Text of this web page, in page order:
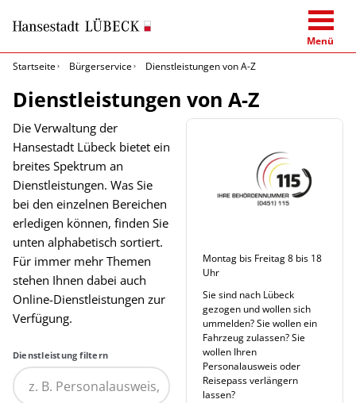
Menü
Startseite
Bürgerservice Dienstleistungen von A-Z
Dienstleistungen von A-Z
Die Verwaltung der
Hansestadt Lübeck bietet ein
breites Spektrum an
Dienstleistungen. Was Sie
bei den einzelnen Bereichen
erledigen können, finden Sie
unten alphabetisch sortiert.
Für immer mehr Themen
stehen Ihnen dabei auch
Online-Dienstleistungen zur
Verfügung.
Dienstleistung filtern
Montag bis Freitag 8 bis 18
Uhr
Sie sind nach Lübeck
gezogen und wollen sich
ummelden? Sie wollen ein
Fahrzeug zulassen? Sie
wollen Ihren
Personalausweis oder
Reisepass verlängern
lassen?